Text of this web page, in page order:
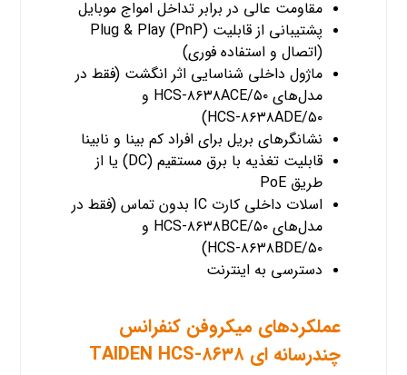
مقاومت عالی در برابر تداخل امواج موبایل
پشتیبانی از قابلیت Plug & Play (PnP)
(اتصال و استفاده فوری)
ماژول داخلی شناسایی اثر انگشت (فقط در
مدل‌های HCS-۸۶۳۸ACE/۵۰ و
HCS-۸۶۳۸ADE/۵۰)
نشانگرهای بریل برای افراد کم بینا و نابینا
قابلیت تغذیه با برق مستقیم (DC) یا از
طریق PoE
اسلات داخلی کارت IC بدون تماس (فقط در
مدل‌های HCS-۸۶۳۸BCE/۵۰ و
HCS-۸۶۳۸BDE/۵۰)
دسترسی به اینترنت
عملکردهای میکروفن کنفرانس
چندرسانه ای TAIDEN HCS-۸۶۳۸